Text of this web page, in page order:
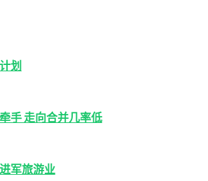
划
手 走向合并几率低
军旅游业